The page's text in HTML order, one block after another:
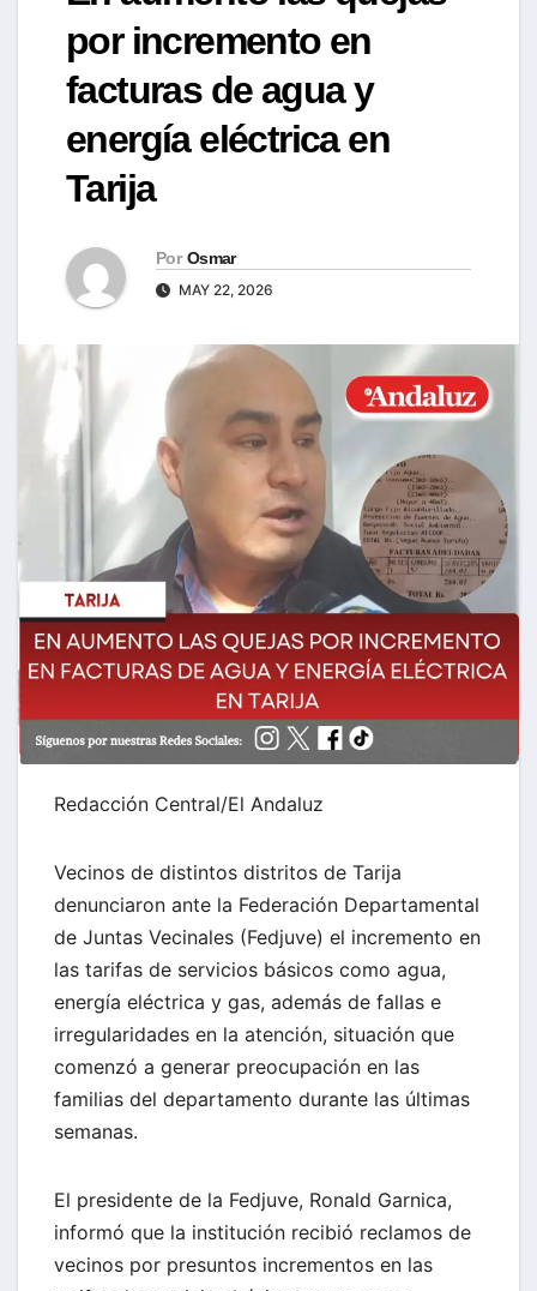
por incremento en
facturas de agua y
energía eléctrica en
Tarija
Por Osmar
MAY 22, 2026
Redacción Central/El Andaluz
Vecinos de distintos distritos de Tarija
denunciaron ante la Federación Departamental
de Juntas Vecinales (Fedjuve) el incremento en
las tarifas de servicios básicos como agua,
energía eléctrica y gas, además de fallas e
irregularidades en la atención, situación que
comenzó a generar preocupación en las
familias del departamento durante las últimas
semanas.
El presidente de la Fedjuve, Ronald Garnica,
informó que la institución recibió reclamos de
vecinos por presuntos incrementos en las